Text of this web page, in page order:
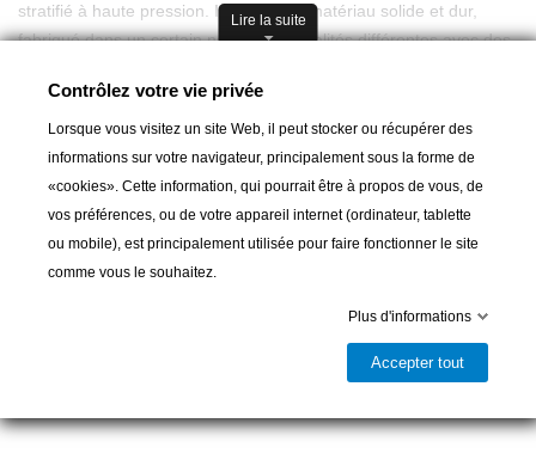
stratifié à haute pression. Il s'agit d'un matériau solide et dur,
fabriqué dans un certain nombre de qualités différentes avec des
La fiabilité de Tufnol est essentielle pour les nombreux secteurs
de l'industrie mécanique dans lesquels elle intervient.
Prix possible dans la limite disponible du stock
Lire la suite
Ajouter au panier
Contrôlez votre vie privée
Lorsque vous visitez un site Web, il peut stocker ou récupérer des
informations sur votre navigateur, principalement sous la forme de
«cookies». Cette information, qui pourrait être à propos de vous, de
vos préférences, ou de votre appareil internet (ordinateur, tablette
ou mobile), est principalement utilisée pour faire fonctionner le site
comme vous le souhaitez.
Plus d'informations
Accepter tout